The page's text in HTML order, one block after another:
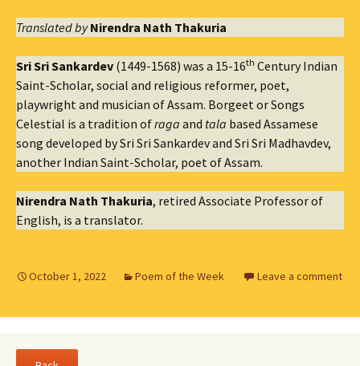
Translated by Nirendra Nath Thakuria
Sri Sri Sankardev (1449-1568) was a 15-16th Century Indian
Saint-Scholar, social and religious reformer, poet,
playwright and musician of Assam. Borgeet or Songs
Celestial is a tradition ofraga and tala based Assamese
song developed by Sri Sri Sankardev and Sri Sri Madhavdev,
another Indian Saint-Scholar, poet of Assam.
Nirendra Nath Thakuria, retired Associate Professor of
English, is a translator.
October 1, 2022 Poem of the Week Leave a comment